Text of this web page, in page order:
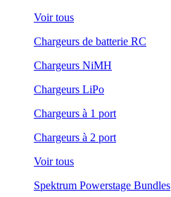
Voir tous
Chargeurs de batterie RC
Chargeurs NiMH
Chargeurs LiPo
Chargeurs à 1 port
Chargeurs à 2 port
Voir tous
Spektrum Powerstage Bundles